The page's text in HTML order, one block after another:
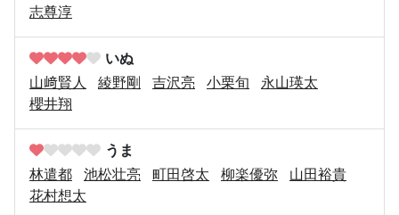
志尊淳
いぬ
山﨑賢人
綾野剛 吉沢亮 小栗旬
永山瑛太
櫻井翔
うま
林遣都
池松壮亮 町田啓太 柳楽優弥
山田裕貴
花村想太